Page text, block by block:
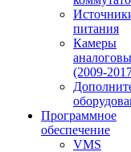
питания
Камеры
(2009-
Программное
обеспечение
VMS